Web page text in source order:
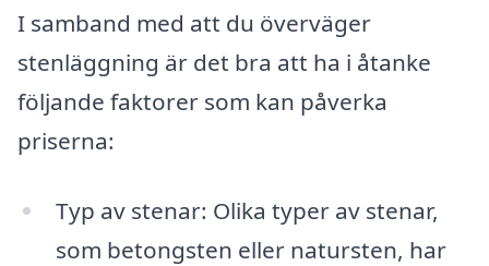
I samband med att du överväger
stenläggning är det bra att ha i åtanke
följande faktorer som kan påverka
priserna:
Typ av stenar: Olika typer av stenar,
som betongsten eller natursten, har